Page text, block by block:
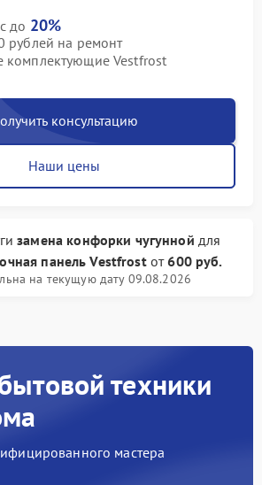
до 20%
рублей на ремонт
комплектующие Vestfrost
консультацию
Наши цены
замена конфорки чугунной для
панель Vestfrostот600 руб.
на текущую дату 09.08.2026
техники
мастера